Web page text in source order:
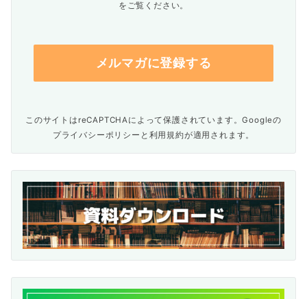
をご覧ください。
このサイトはreCAPTCHAによって保護されています。Googleの
プライバシーポリシー と 利用規約が適用されます。